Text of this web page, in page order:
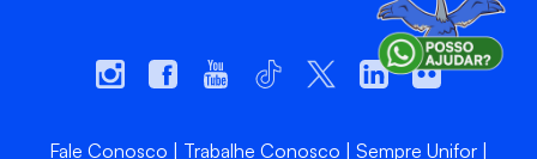
Fale Conosco Trabalhe Conosco
Sempre Unifor